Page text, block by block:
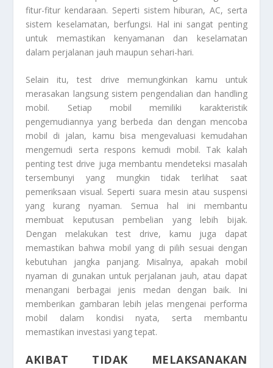
fitur-fitur kendaraan. Seperti sistem hiburan, AC, serta
sistem keselamatan, berfungsi. Hal ini sangat penting
untuk memastikan kenyamanan dan keselamatan
dalam perjalanan jauh maupun sehari-hari.
Selain itu, test drive memungkinkan kamu untuk
merasakan langsung sistem pengendalian dan handling
mobil. Setiap mobil memiliki karakteristik
pengemudiannya yang berbeda dan dengan mencoba
mobil di jalan, kamu bisa mengevaluasi kemudahan
mengemudi serta respons kemudi mobil. Tak kalah
penting test drive juga membantu mendeteksi masalah
tersembunyi yang mungkin tidak terlihat saat
pemeriksaan visual. Seperti suara mesin atau suspensi
yang kurang nyaman. Semua hal ini membantu
membuat keputusan pembelian yang lebih bijak.
Dengan melakukan test drive, kamu juga dapat
memastikan bahwa mobil yang di pilih sesuai dengan
kebutuhan jangka panjang. Misalnya, apakah mobil
nyaman di gunakan untuk perjalanan jauh, atau dapat
menangani berbagai jenis medan dengan baik. Ini
memberikan gambaran lebih jelas mengenai performa
mobil dalam kondisi nyata, serta membantu
memastikan investasi yang tepat.
AKIBAT TIDAK MELAKSANAKAN